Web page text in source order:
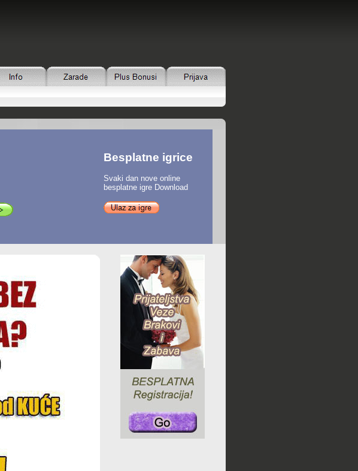
Besplatne igrice
Svaki dan nove online
besplatne igre Download